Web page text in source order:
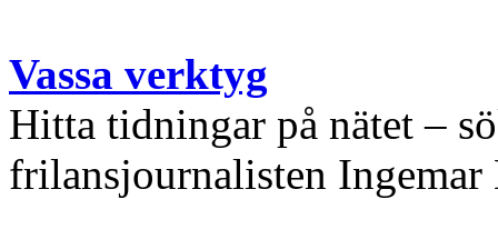
Vassa verktyg
Hitta tidningar på nätet –
frilansjournalisten